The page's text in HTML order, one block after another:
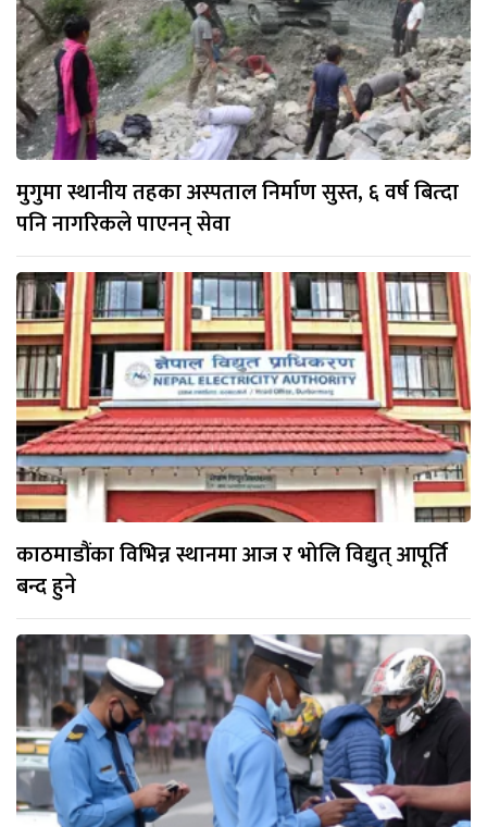
मुगुमा स्थानीय तहका अस्पताल निर्माण सुस्त, ६ वर्ष बित्दा
पनि नागरिकले पाएनन् सेवा
काठमाडौंका विभिन्न स्थानमा आज र भोलि विद्युत् आपूर्ति
बन्द हुने